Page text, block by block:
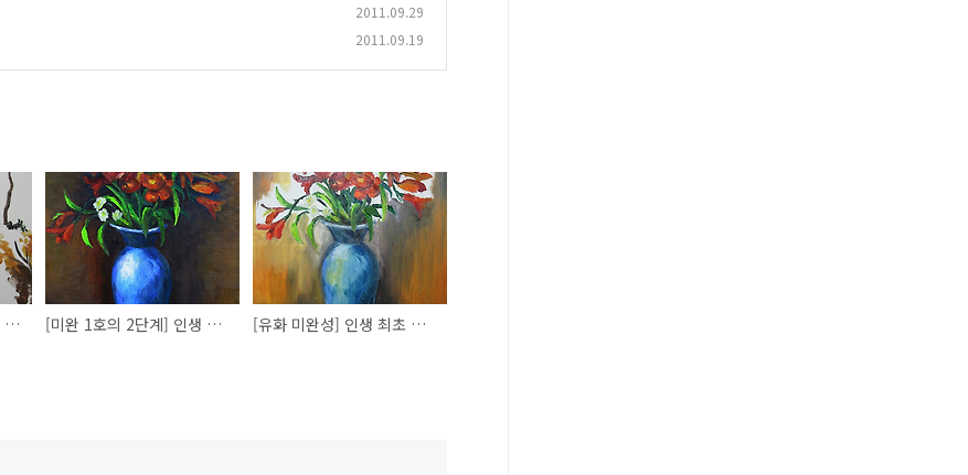
2011.09.29
2011.09.19
[미완성 3호] 유화 풍경화 도전 중... [미완 1호의 2단계] 인생 최초 유화 2단계 [유화 미완성] 인생 최초 유화 도전 중~!